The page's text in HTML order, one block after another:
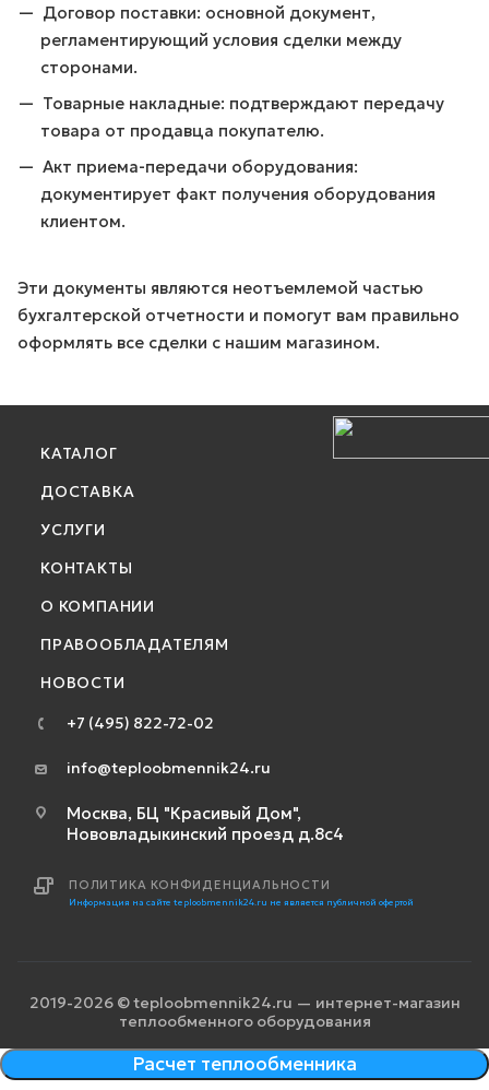
Договор поставки: основной документ,
регламентирующий условия сделки между
сторонами.
Товарные накладные: подтверждают передачу
товара от продавца покупателю.
Акт приема-передачи оборудования:
документирует факт получения оборудования
клиентом.
Эти документы являются неотъемлемой частью
бухгалтерской отчетности и помогут вам правильно
оформлять все сделки с нашим магазином.
КАТАЛОГ
ДОСТАВКА
УСЛУГИ
КОНТАКТЫ
О КОМПАНИИ
ПРАВООБЛАДАТЕЛЯМ
НОВОСТИ
+7 (495) 822-72-02
info@teploobmennik24.ru
Москва, БЦ "Красивый Дом",
Нововладыкинский проезд д.8с4
ПОЛИТИКА КОНФИДЕНЦИАЛЬНОСТИ
Информация на сайте teploobmennik24.ru не является публичной офертой
2019-2026 © teploobmennik24.ru — интернет-магазин
теплообменного оборудования
Расчет теплообменника